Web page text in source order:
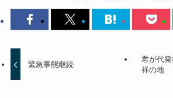
緊急事態継続
君が代
祥の地